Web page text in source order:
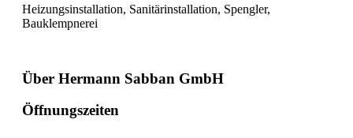
Heizungsinstallation, Sanitärinstallation, Spengler,
Bauklempnerei
Über Hermann Sabban GmbH
Öffnungszeiten